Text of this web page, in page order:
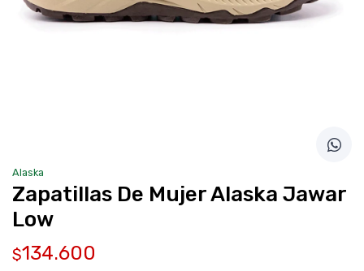
Alaska
Zapatillas De Mujer Alaska Jawar
Low
$134.600